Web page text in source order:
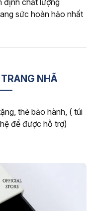
định chất lượng
sức hoàn hảo nhất
NHÃ
thẻ bảo hành, ( túi
để được hỗ trợ)